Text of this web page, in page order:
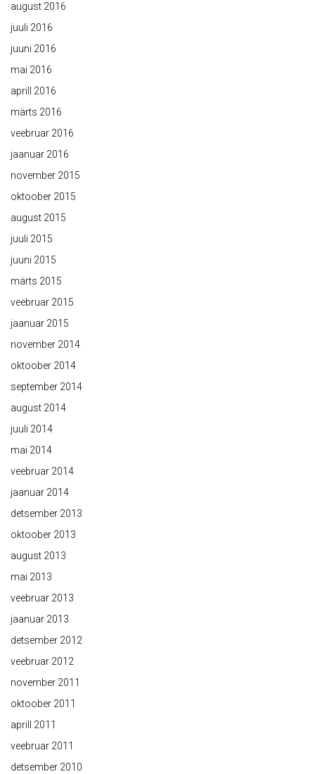
august 2016
juuli 2016
juuni 2016
mai 2016
aprill 2016
märts 2016
veebruar 2016
jaanuar 2016
november 2015
oktoober 2015
august 2015
juuli 2015
juuni 2015
märts 2015
veebruar 2015
jaanuar 2015
november 2014
oktoober 2014
september 2014
august 2014
juuli 2014
mai 2014
veebruar 2014
jaanuar 2014
detsember 2013
oktoober 2013
august 2013
mai 2013
veebruar 2013
jaanuar 2013
detsember 2012
veebruar 2012
november 2011
oktoober 2011
aprill 2011
veebruar 2011
detsember 2010